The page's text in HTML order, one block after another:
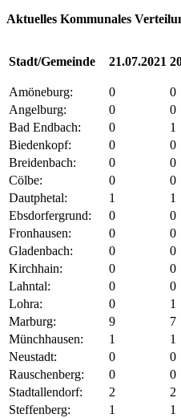
Aktuelles Kommunales
Stadt/Gemeinde 21.07.2021
Amöneburg: 0
0
Angelburg:
0
0
Bad Endbach:
0
1
Biedenkopf:
0
0
Breidenbach:
0
0
Cölbe:
0
0
Dautphetal:
1
1
Ebsdorfergrund:
0
0
Fronhausen:
0
0
Gladenbach:
0
0
Kirchhain:
0
0
Lahntal:
0
0
Lohra:
0
1
Marburg:
9
7
Münchhausen:
1
1
Neustadt:
0
0
Rauschenberg:
0
0
Stadtallendorf:
2
2
Steffenberg:
1
1